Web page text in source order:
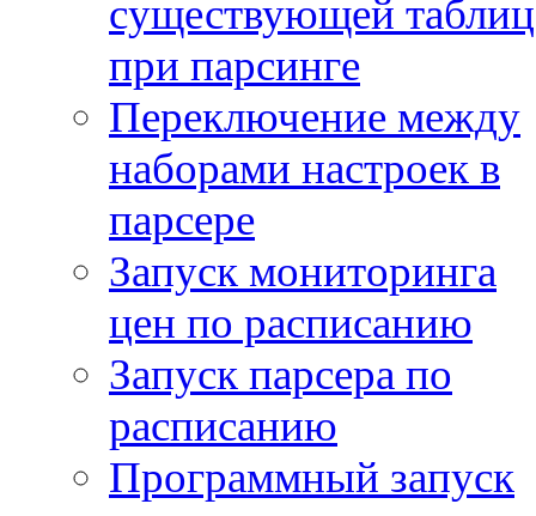
существующей
при парсинге
Переключение между
наборами настроек в
парсере
Запуск мониторинга
цен по расписанию
Запуск парсера по
расписанию
Программный запуск